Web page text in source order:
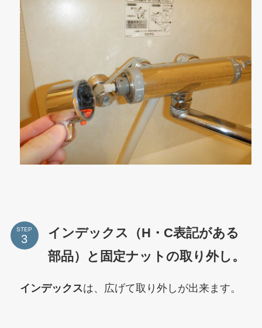
STEP
インデックス（H・C表記がある
部品）と固定ナットの取り外し。
インデックスは、広げて取り外しが出来ます。